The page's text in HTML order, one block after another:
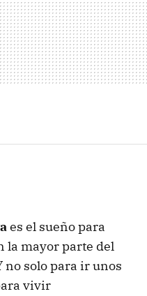
es el sueño para
la mayor parte del
no solo para ir unos
vivir